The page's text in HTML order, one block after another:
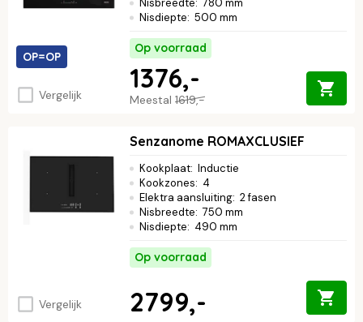
OP=OP
Vergelijk
Nisbreedte: 780 mm
Nisdiepte: 500 mm
Op voorraad
Meestal 1619,-
1376,-
Vergelijk
Senzanome ROMAXCLUSIEF
Kookplaat: Inductie
Kookzones: 4
Elektra aansluiting: 2 fasen
Nisbreedte: 750 mm
Nisdiepte: 490 mm
Op voorraad
2799,-